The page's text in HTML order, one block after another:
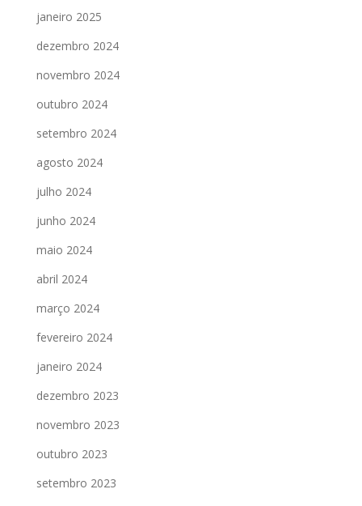
janeiro 2025
dezembro 2024
novembro 2024
outubro 2024
setembro 2024
agosto 2024
julho 2024
junho 2024
maio 2024
abril 2024
março 2024
fevereiro 2024
janeiro 2024
dezembro 2023
novembro 2023
outubro 2023
setembro 2023